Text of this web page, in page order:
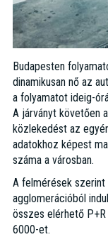
Budapesten
dinamikusan nő az
a folyamatot ideig-
A járványt követően
közlekedést az
adatokhoz képest
száma a városban.
A felmérések szerint
agglomerációból
összes elérhető
6000-et.